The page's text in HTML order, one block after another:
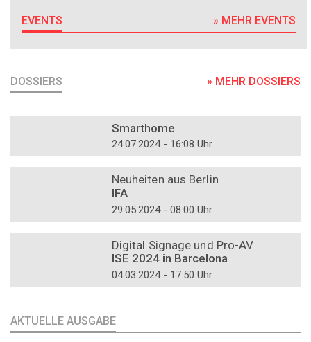
EVENTS » MEHR EVENTS
DOSSIERS » MEHR DOSSIERS
Smarthome
24.07.2024 - 16:08 Uhr
Neuheiten aus Berlin
IFA
29.05.2024 - 08:00 Uhr
Digital Signage und Pro-AV
ISE 2024 in Barcelona
04.03.2024 - 17:50 Uhr
AKTUELLE AUSGABE